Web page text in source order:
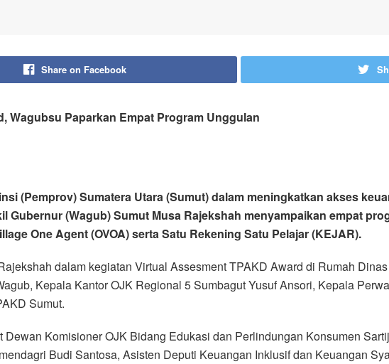
Share on Facebook
Wagubsu Paparkan Empat Program Unggulan
(Pemprov) Sumatera Utara (Sumut) dalam meningkatkan akses
Gubernur (Wagub) Sumut Musa Rajekshah menyampaikan empat
One Agent (OVOA) serta Satu Rekening Satu Pelajar (KEJAR).
dalam kegiatan Virtual Assesment TPAKD Award di Rumah
Kepala Kantor OJK Regional 5 Sumbagut Yusuf Ansori, Kepala
Sumut.
Dewan Komisioner OJK Bidang Edukasi dan Perlindungan Konsumen
Budi Santosa, Asisten Deputi Keuangan Inklusif dan Keuangan